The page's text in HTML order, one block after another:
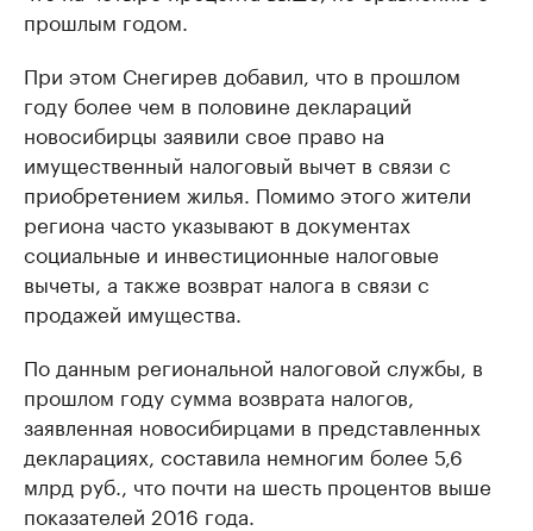
прошлым годом.
При этом Снегирев добавил, что в прошлом
году более чем в половине деклараций
новосибирцы заявили свое право на
имущественный налоговый вычет в связи с
приобретением жилья. Помимо этого жители
региона часто указывают в документах
социальные и инвестиционные налоговые
вычеты, а также возврат налога в связи с
продажей имущества.
По данным региональной налоговой службы, в
прошлом году сумма возврата налогов,
заявленная новосибирцами в представленных
декларациях, составила немногим более 5,6
млрд руб., что почти на шесть процентов выше
показателей 2016 года.